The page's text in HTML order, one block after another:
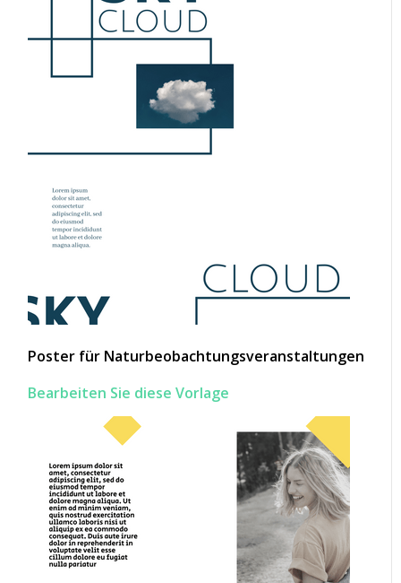
Poster für Naturbeobachtungsveranstaltungen
Bearbeiten Sie diese Vorlage